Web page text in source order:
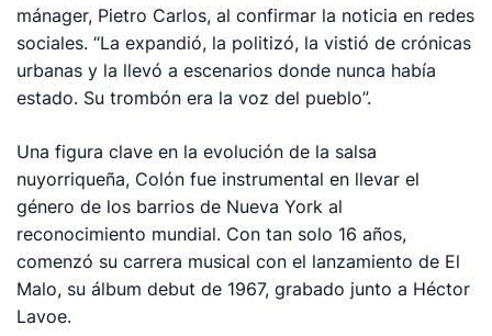
mánager, Pietro Carlos, al confirmar la noticia en redes
sociales. “La expandió, la politizó, la vistió de crónicas
urbanas y la llevó a escenarios donde nunca había
estado. Su trombón era la voz del pueblo”.
Una figura clave en la evolución de la salsa
nuyorriqueña, Colón fue instrumental en llevar el
género de los barrios de Nueva York al
reconocimiento mundial. Con tan solo 16 años,
comenzó su carrera musical con el lanzamiento de El
Malo, su álbum debut de 1967, grabado junto a Héctor
Lavoe.